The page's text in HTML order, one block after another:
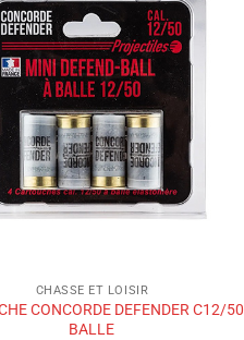
CHASSE ET LOISIR
CONCORDE DEFENDER C12/50
BALLE